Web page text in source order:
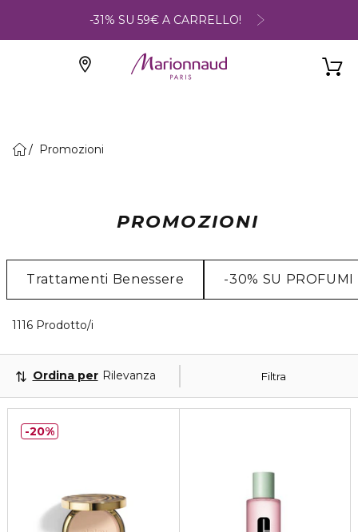
-31% SU 59€ A CARRELLO!
Promozioni
PROMOZIONI
Trattamenti Benessere -30% SU PROFUMI
1116 Prodotto/i
Filtra
Ordina per Rilevanza
20%